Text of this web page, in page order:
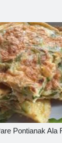
Pontianak Ala